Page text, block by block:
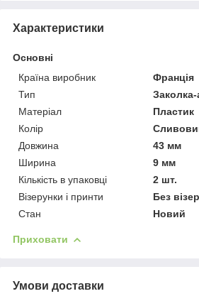
Характеристики
Основні
Країна виробник
Франція
Тип
Матеріал
Пластик
Колір
Довжина
43 мм
Ширина
9 мм
Кількість в упаковці
2 шт.
Візерунки і принти
Без
Стан
Новий
Приховати
Умови доставки